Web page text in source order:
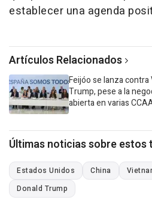
establecer una agenda
Artículos Relacionados
Feijóo se lanza
Trump, pese a la
abierta en varias
Últimas noticias sobre estos
Estados Unidos China
Donald Trump